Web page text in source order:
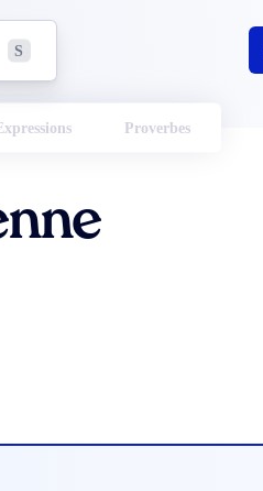
S
Proverbes